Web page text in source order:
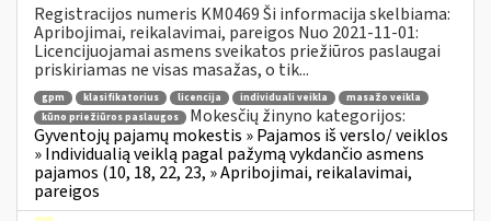
Registracijos numeris KM0469 Ši informacija skelbiama:
Apribojimai, reikalavimai, pareigos Nuo 2021-11-01:
Licencijuojamai asmens sveikatos priežiūros paslaugai
priskiriamas ne visas masažas, o tik...
gpm klasifikatorius licencija individuali veikla
masažo veikla
kūno priežiūros paslaugos
Mokesčių žinyno kategorijos:
Gyventojų pajamų mokestis » Pajamos iš verslo/ veiklos
» Individualią veiklą pagal pažymą vykdančio asmens
pajamos (10, 18, 22, 23, » Apribojimai, reikalavimai,
pareigos